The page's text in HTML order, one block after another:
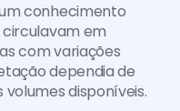
conhecimento
circulavam em
com variações
dependia de
disponíveis.